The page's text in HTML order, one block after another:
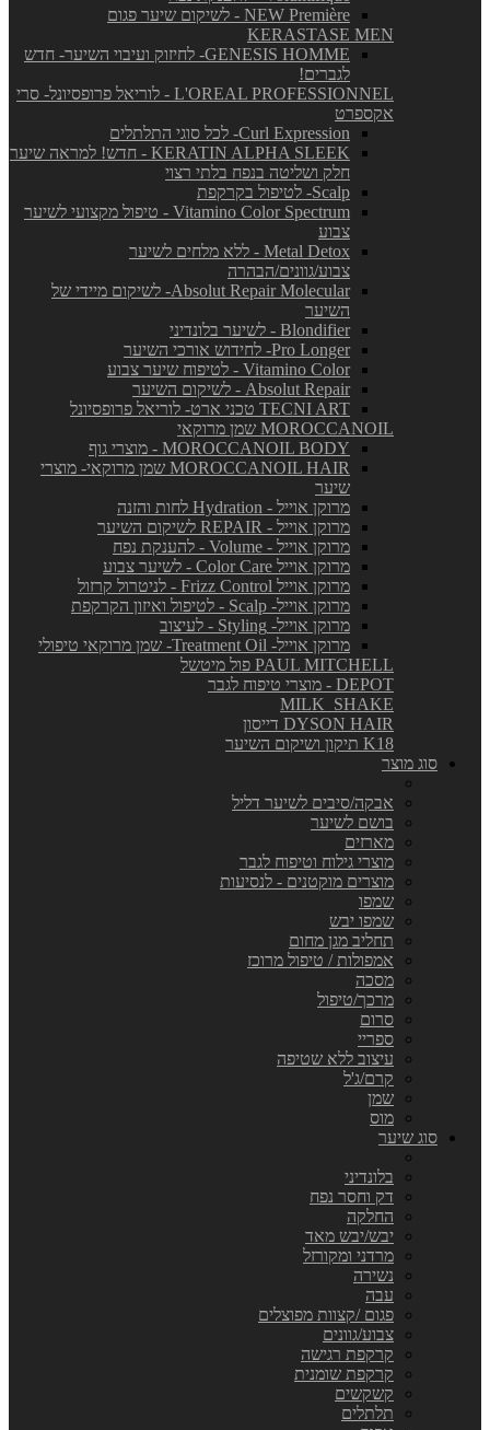
NEW Première - לשיקום שיער פגום
KERASTASE MEN
GENESIS HOMME- לחיזוק ועיבוי השיער- חדש
לגברים!
L'OREAL PROFESSIONNEL - לוריאל פרופסיונל- סרי
אקספרט
Curl Expression- לכל סוגי התלתלים
KERATIN ALPHA SLEEK - חדש! למראה שיער
חלק ושליטה בנפח בלתי רצוי
Scalp- לטיפול בקרקפת
Vitamino Color Spectrum - טיפול מקצועי לשיער
צבוע
Metal Detox - ללא מלחים לשיער
צבוע/גוונים/הבהרה
Absolut Repair Molecular- לשיקום מיידי של
השיער
Blondifier - לשיער בלונדיני
Pro Longer- לחידוש אורכי השיער
Vitamino Color - לטיפוח שיער צבוע
Absolut Repair - לשיקום השיער
TECNI ART טכני ארט- לוריאל פרופסיונל
MOROCCANOIL שמן מרוקאי
MOROCCANOIL BODY - מוצרי גוף
MOROCCANOIL HAIR שמן מרוקאי- מוצרי
שיער
מרוקן אוייל - Hydration לחות והזנה
מרוקן אוייל - REPAIR לשיקום השיער
מרוקן אוייל - Volume - להענקת נפח
מרוקן אוייל Color Care - לשיער צבוע
מרוקן אוייל Frizz Control - לניטרול קרזול
מרוקן אוייל- Scalp - לטיפול ואיזון הקרקפת
מרוקן אוייל- Styling - לעיצוב
מרוקן אוייל- Treatment Oil- שמן מרוקאי טיפולי
PAUL MITCHELL פול מיטשל
DEPOT - מוצרי טיפוח לגבר
MILK_SHAKE
DYSON HAIR דייסון
K18 תיקון ושיקום השיער
סוג מוצר
אבקה/סיבים לשיער דליל
בושם לשיער
מארזים
מוצרי גילוח וטיפוח לגבר
מוצרים מוקטנים - לנסיעות
שמפו
שמפו יבש
תחליב מגן מחום
אמפולות / טיפול מרוכז
מסכה
מרכך/טיפול
סרום
ספריי
עיצוב ללא שטיפה
קרם/ג'ל
שמן
מוס
סוג שיער
בלונדיני
דק וחסר נפח
החלקה
יבש/יבש מאד
מרדני ומקורזל
נשירה
עבה
פגום /קצוות מפוצלים
צבוע/גוונים
קרקפת רגישה
קרקפת שומנית
קשקשים
תלתלים